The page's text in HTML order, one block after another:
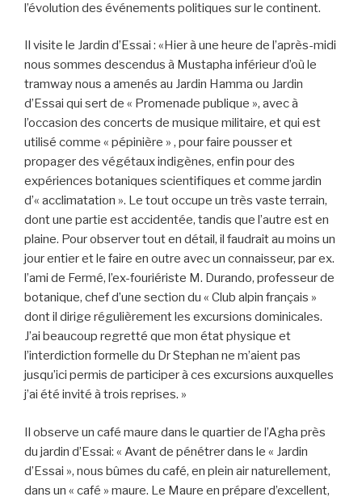
l’évolution des événements politiques sur le continent.
Il visite le Jardin d’Essai : «Hier à une heure de l’après-midi
nous sommes descendus à Mustapha inférieur d’où le
tramway nous a amenés au Jardin Hamma ou Jardin
d’Essai qui sert de « Promenade publique », avec à
l’occasion des concerts de musique militaire, et qui est
utilisé comme « pépinière » , pour faire pousser et
propager des végétaux indigènes, enfin pour des
expériences botaniques scientifiques et comme jardin
d’« acclimatation ». Le tout occupe un très vaste terrain,
dont une partie est accidentée, tandis que l’autre est en
plaine. Pour observer tout en détail, il faudrait au moins un
jour entier et le faire en outre avec un connaisseur, par ex.
l’ami de Fermé, l’ex-fouriériste M. Durando, professeur de
botanique, chef d’une section du « Club alpin français »
dont il dirige régulièrement les excursions dominicales.
J’ai beaucoup regretté que mon état physique et
l’interdiction formelle du Dr Stephan ne m’aient pas
jusqu’ici permis de participer à ces excursions auxquelles
j’ai été invité à trois reprises. »
Il observe un café maure dans le quartier de l’Agha près
du jardin d’Essai: « Avant de pénétrer dans le « Jardin
d’Essai », nous bûmes du café, en plein air naturellement,
dans un « café » maure. Le Maure en prépare d’excellent,